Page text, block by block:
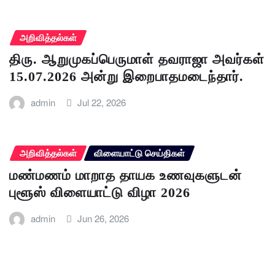
அறிவித்தல்கள்
திரு. ஆறுமுகப்பெருமாள் தவராஜா அவர்கள்
15.07.2026 அன்று இறைபாதமடைந்தார்.
admin Jul 22, 2026
அறிவித்தல்கள் விளையாட்டு செய்திகள்
மண்மணம் மாறாத தாயக உணவுகளுடன்
புளூஸ் விளையாட்டு விழா 2026
admin Jun 26, 2026